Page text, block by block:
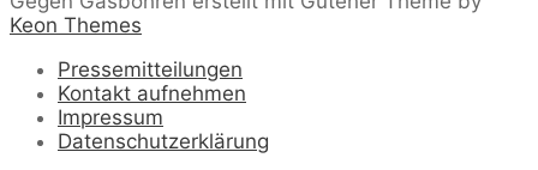
Keon Themes
Pressemitteilungen
Kontakt aufnehmen
Impressum
Datenschutzerklärung